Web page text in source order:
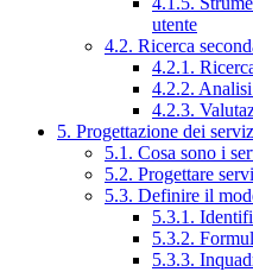
utente
4.2. Ricerca
4.2.1.
4.2.2.
4.2.3.
5. Progettazione dei
5.1. Cosa sono i
5.2. Progettare
5.3. Definire il
5.3.1.
5.3.2.
5.3.3.